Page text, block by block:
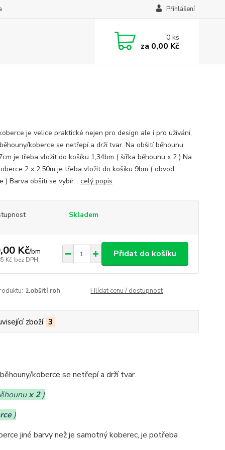
Přihlášení
0ks
za 0,00 Kč
je velice praktické nejen pro design ale i pro užívání,
koberce se netřepí a drží tvar. Na obšití běhounu
je třeba vložit do košíku 1,34bm ( šířka běhounu x 2 ) Na
2 x 2,50m je třeba vložit do košíku 9bm ( obvod
) Barva obšití se vybír... celý popis
Skladem
Kč/bm
Kč bez DPH
Přidat do košíku
ž.obšití roh Hlídat cenu / dostupnost
zboží 3
koberce se netřepí a drží tvar.
x 2)
)
jiné barvy než je samotný koberec, je potřeba